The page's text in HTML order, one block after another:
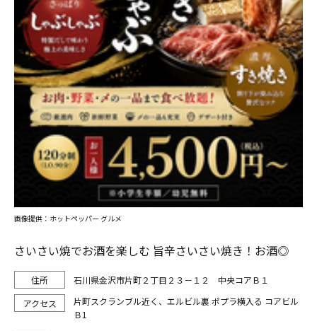
さいさい焼でお酒を楽しむ 旨辛さいさい焼き！お酒◎
石川県金沢市片町２丁目２３－１２ 中央コアＢ１
片町スクランブル近く、エルビル裏 ポプラ横入る コアビル
Ｂ1
画像提供：ホットペッパー グルメ